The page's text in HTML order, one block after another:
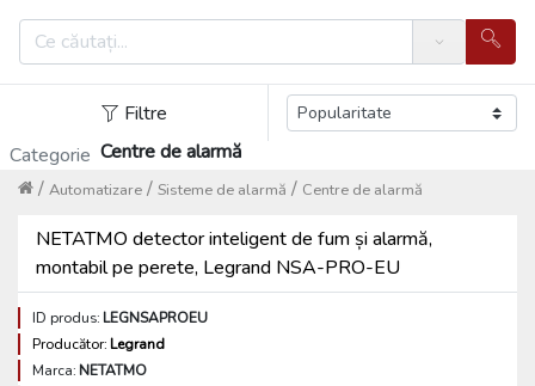
Search
Filtre
Categorie Centre de alarmă
Centre de alarmă
/
Sisteme de alarmă
/
Automatizare
/
NETATMO detector inteligent de fum și alarmă,
montabil pe perete, Legrand NSA-PRO-EU
ID produs:LEGNSAPROEU
Producător:Legrand
Marca:NETATMO